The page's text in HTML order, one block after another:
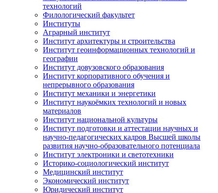
технологий
Филологический факультет
Институты
Аграрный институт
Институт архитектуры и строительства
Институт геоинформационных технологий и
географии
Институт довузовского образования
Институт корпоративного обучения и
непрерывного образования
Институт механики и энергетики
Институт наукоёмких технологий и новых
материалов
Институт национальной культуры
Институт подготовки и аттестации научных и
научно-педагогических кадров Высшей школы
развития научно-образовательного потенциала
Институт электроники и светотехники
Историко-социологический институт
Медицинский институт
Экономический институт
Юридический институт